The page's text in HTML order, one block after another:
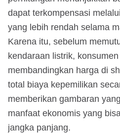
dapat terkompensasi
yang lebih rendah selama
Karena itu, sebelum
kendaraan listrik,
membandingkan harga di
total biaya kepemilikan
memberikan gambaran
manfaat ekonomis yang
jangka panjang.